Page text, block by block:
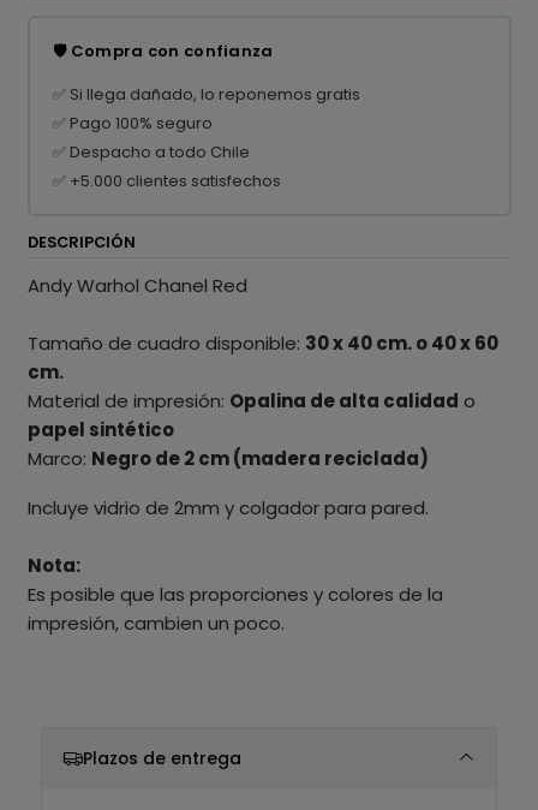
🛡️ Compra con confianza
✅ Si llega dañado, lo reponemos gratis
✅ Pago 100% seguro
✅ Despacho a todo Chile
✅ +5.000 clientes satisfechos
DESCRIPCIÓN
Andy Warhol Chanel Red
Tamaño de cuadro disponible: 30 x 40 cm. o 40 x 60
cm.
Material de impresión: Opalina de alta calidad o
papel sintético
Marco: Negro de 2 cm (madera reciclada)
Incluye vidrio de 2mm y colgador para pared.
Nota:
Es posible que las proporciones y colores de la
impresión, cambien un poco.
Plazos de entrega